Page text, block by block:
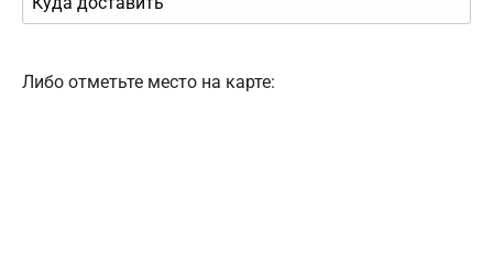
Либо отметьте место на карте: